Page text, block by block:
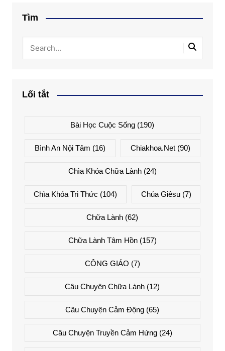
Tìm
Lối tắt
Bài Học Cuộc Sống (190)
Bình An Nội Tâm (16) Chiakhoa.net (90)
Chìa Khóa Chữa Lành(24)
Chìa Khóa Tri Thức (104) Chúa Giêsu(7)
Chữa Lành (62)
Chữa Lành Tâm Hồn(157)
CÔNG GIÁO (7)
Câu Chuyện Chữa Lành (12)
Câu Chuyện Cảm Động (65)
Câu Chuyện Truyền Cảm Hứng(24)